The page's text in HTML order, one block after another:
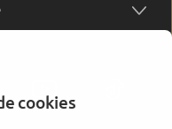
cookies